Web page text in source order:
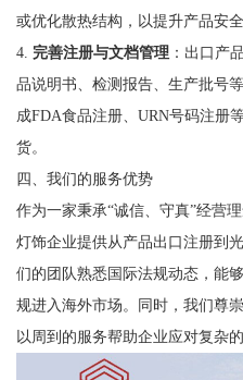
或优化散热结构，以提升产品安全
4. 完善注册与文档管理：出口产
品说明书、检测报告、生产批号
成FDA食品注册、URN号码注册
货。
四、我们的服务优势
作为一家秉承“诚信、守真”经营
灯饰企业提供从产品出口注册到
们的团队熟悉国际法规动态，能
规进入海外市场。同时，我们尊
以周到的服务帮助企业应对复杂的